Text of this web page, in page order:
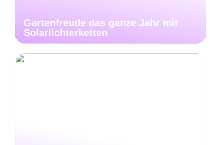
Gartenfreude das ganze Jahr mit
Solarlichterketten